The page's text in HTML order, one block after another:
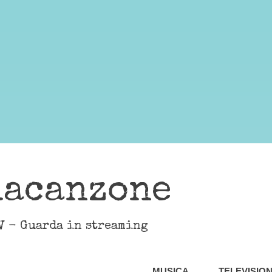
- Guarda in streaming